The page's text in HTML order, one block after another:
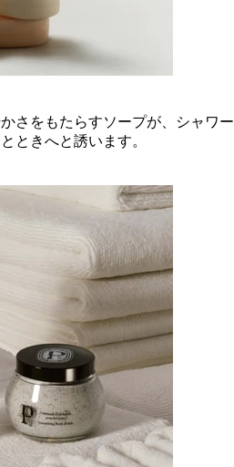
さをもたらすソープが、シャワー
ときへと誘います。